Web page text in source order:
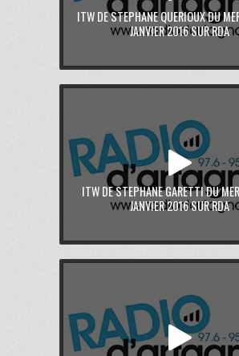
ITW DE STEPHANE QUERIOUX DU
JANVIER 2016 SUR RDA
ITW DE STEPHANE GARETTI DU
JANVIER 2016 SUR RDA